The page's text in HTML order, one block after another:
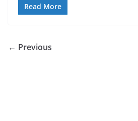
Read More
← Previous